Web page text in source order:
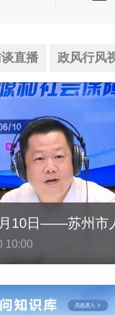
直播 政风行风
10:00